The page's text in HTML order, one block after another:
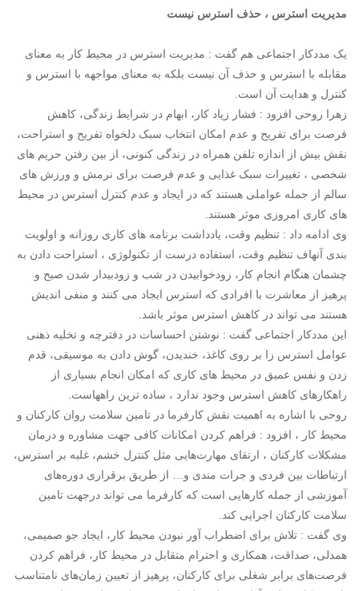
مدیریت استرس ، حذف استرس نیست
یک مددکار اجتماعی هم گفت : مدیریت استرس در محیط کار به معنای
مقابله با استرس و حذف آن نیست بلکه به معنای مواجهه با استرس و
کنترل و هدایت آن است.
زهرا روحی افزود : فشار زیاد کار، ابهام در شرایط زندگی، کاهش
فرصت برای تفریح و عدم امکان انتخاب سبک دلخواه تفریح و استراحت،
نقش بیش از اندازه تلفن همراه در زندگی کنونی، از بین رفتن حریم های
شخصی ، تغییرات سبک غذایی و عدم فرصت برای نرمش و ورزش های
سالم از جمله عواملی هستند که در ایجاد و عدم کنترل استرس در محیط
های کاری امروزی موثر هستند.
وی ادامه داد : تنظیم وقت، یادداشت برنامه های کاری روزانه و اولویت
بندی آنهاف تنظیم وقت، استفاده درست از تکنولوژی ، استراحت دادن به
چشمان هنگام انجام کار، زودخوابیدن در شب و زودبیدار شدن صبح و
پرهیز از معاشرت با افرادی که استرس ایجاد می کنند و منفی اندیش
هستند می تواند در کاهش استرس موثر باشد.
این مددکار اجتماعی گفت : نوشتن احساسات در دفترچه و تخلیه ذهنی
عوامل استرس زا بر روی کاغذ، خندیدن، گوش دادن به موسیقی، قدم
زدن و نفس عمیق در محیط های کاری که امکان انجام بسیاری از
راهکارهای کاهش استرس وجود ندارد ، ساده ترین راههاست.
روحی با اشاره به اهمیت نقش کارفرما در تامین سلامت روان کارکنان و
محیط کار ، افزود : فراهم کردن امکانات کافی جهت مشاوره و درمان
مشکلات کارکنان ، ارتقای مهارت‌هایی مثل کنترل خشم، غلبه بر استرس،
ارتباطات بین فردی و جرات‌ مندی و… از طریق برقراری دوره‌های
آموزشی از جمله کارهایی است که کارفرما می تواند درجهت تامین
سلامت کارکنان اجرایی کند.
وی گفت : تلاش برای اضطراب ‌آور نبودن محیط کار، ایجاد جو صمیمی،
همدلی، صداقت، همکاری و احترام متقابل در محیط کار، فراهم کردن
فرصت‌های برابر شغلی برای کارکنان، پرهیز از تعیین زمان‌های نامتناسب